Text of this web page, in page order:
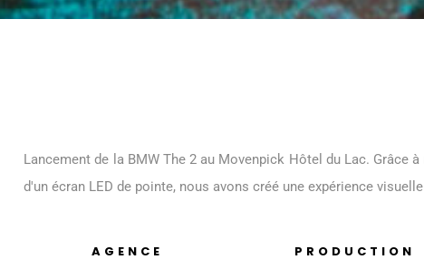
Lancement de la BMW The 2 au Movenpick Hôtel du Lac. Grâce
d'un écran LED de pointe, nous avons créé une expérience
AGENCE PRODUCTION